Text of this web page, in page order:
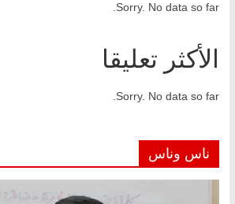
Sorry. No data so far.
الأكثر تعليقا
Sorry. No data so far.
ناس وناس